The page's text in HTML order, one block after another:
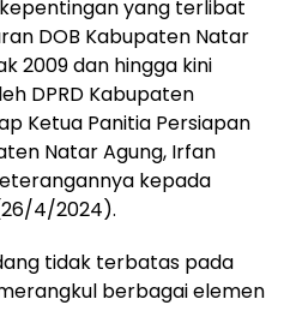
yang terlibat
DOB Kabupaten Natar
2009 dan hingga kini
DPRD Kabupaten
Ketua Panitia Persiapan
Natar Agung, Irfan
kepada
4/2024).
tidak terbatas pada
berbagai elemen